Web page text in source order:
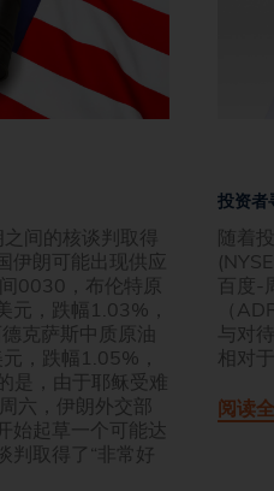
间的核谈判取得
伊朗可能出现供应
0030，布伦特原
，跌幅1.03%，
克萨斯中质原油
，跌幅1.05%，
是，由于耶稣受难
六，伊朗外交部
始起草一个可能达
判取得了“非常好
投资者
随着
百度-
（
与对
相对
阅读